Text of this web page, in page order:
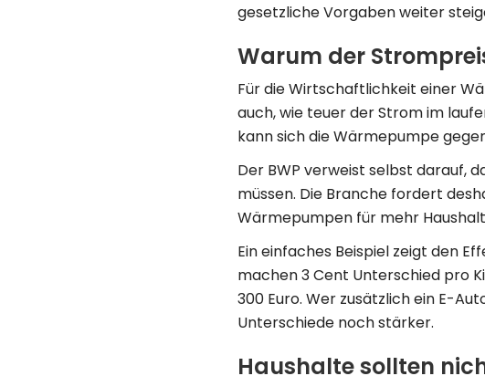
gesetzliche Vorgaben weiter
Warum der
Für die Wirtschaftlichkeit einer
auch, wie teuer der Strom im
kann sich die Wärmepumpe
Der BWP verweist selbst darauf,
müssen. Die Branche fordert
Wärmepumpen für mehr
Ein einfaches Beispiel zeigt den
machen 3 Cent Unterschied pro
300 Euro. Wer zusätzlich ein E-
Unterschiede noch stärker.
Haushalte sollten